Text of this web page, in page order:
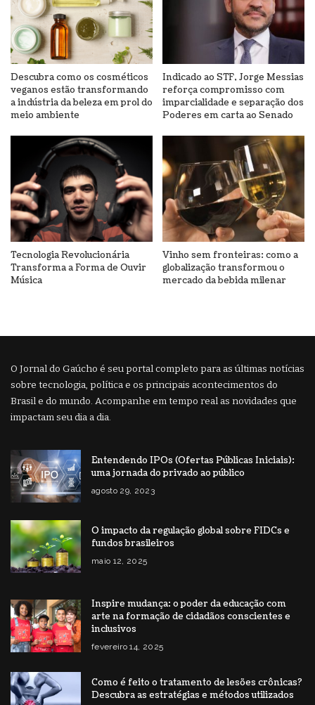
Descubra como os cosméticos
veganos estão transformando
a indústria da beleza em prol do
meio ambiente
Indicado ao STF, Jorge Messias
reforça compromisso com
imparcialidade e separação dos
Poderes em carta ao Senado
Tecnologia Revolucionária
Transforma a Forma de Ouvir
Música
Vinho sem fronteiras: como a
globalização transformou o
mercado da bebida milenar
O Jornal do Gaúcho é seu portal completo para as últimas notícias
sobre tecnologia, política e os principais acontecimentos do
Brasil e do mundo. Acompanhe em tempo real as novidades que
impactam seu dia a dia.
Entendendo IPOs (Ofertas Públicas Iniciais):
uma jornada do privado ao público
agosto 29, 2023
O impacto da regulação global sobre FIDCs e
fundos brasileiros
maio 12, 2025
Inspire mudança: o poder da educação com
arte na formação de cidadãos conscientes e
inclusivos
fevereiro 14, 2025
Como é feito o tratamento de lesões crônicas?
Descubra as estratégias e métodos utilizados